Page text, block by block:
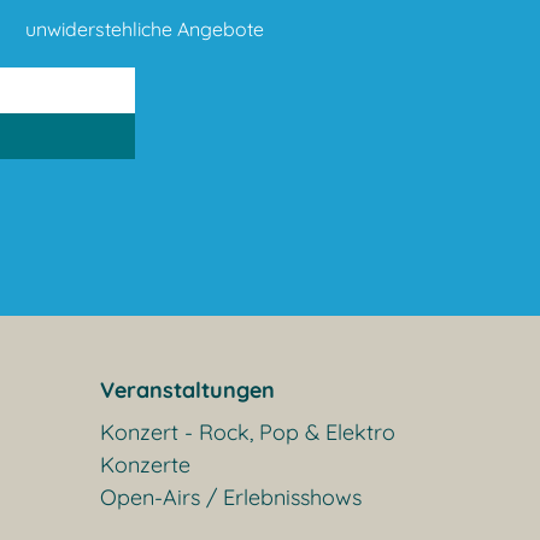
unwiderstehliche Angebote
Veranstaltungen
Konzert - Rock, Pop & Elektro
Konzerte
Open-Airs / Erlebnisshows